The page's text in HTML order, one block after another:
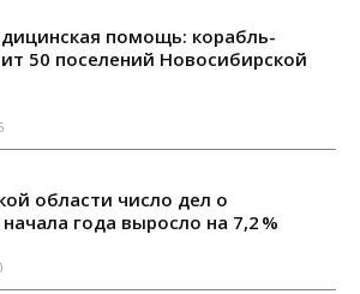
помощь: корабль-
50 поселений Новосибирской
области число дел о
года выросло на 7,2 %